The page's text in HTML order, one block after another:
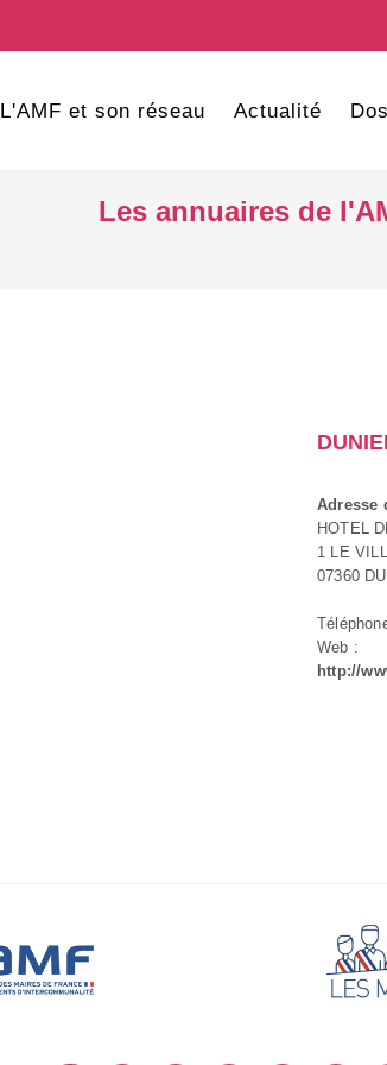
L'AMF et son réseau Actualité
Les annuaires de
Adresse
HOTEL
1 LE
07360
Web :
http://